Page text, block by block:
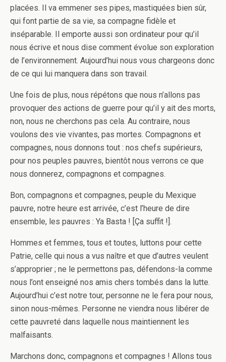
placées. Il va emmener ses pipes, mastiquées bien sûr,
qui font partie de sa vie, sa compagne fidèle et
inséparable. Il emporte aussi son ordinateur pour qu’il
nous écrive et nous dise comment évolue son exploration
de l’environnement. Aujourd’hui nous vous chargeons donc
de ce qui lui manquera dans son travail.
Une fois de plus, nous répétons que nous n’allons pas
provoquer des actions de guerre pour qu’il y ait des morts,
non, nous ne cherchons pas cela. Au contraire, nous
voulons des vie vivantes, pas mortes. Compagnons et
compagnes, nous donnons tout : nos chefs supérieurs,
pour nos peuples pauvres, bientôt nous verrons ce que
nous donnerez, compagnons et compagnes.
Bon, compagnons et compagnes, peuple du Mexique
pauvre, notre heure est arrivée, c’est l’heure de dire
ensemble, les pauvres : Ya Basta ! [Ça suffit !].
Hommes et femmes, tous et toutes, luttons pour cette
Patrie, celle qui nous a vus naître et que d’autres veulent
s’approprier ; ne le permettons pas, défendons-la comme
nous l’ont enseigné nos amis chers tombés dans la lutte.
Aujourd’hui c’est notre tour, personne ne le fera pour nous,
sinon nous-mêmes. Personne ne viendra nous libérer de
cette pauvreté dans laquelle nous maintiennent les
malfaisants.
Marchons donc, compagnons et compagnes ! Allons tous